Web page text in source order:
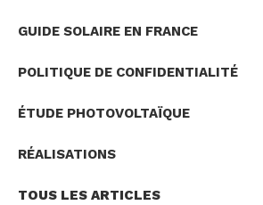
GUIDE SOLAIRE EN FRANCE
POLITIQUE DE CONFIDENTIALITÉ
ÉTUDE PHOTOVOLTAÏQUE
RÉALISATIONS
TOUS LES ARTICLES